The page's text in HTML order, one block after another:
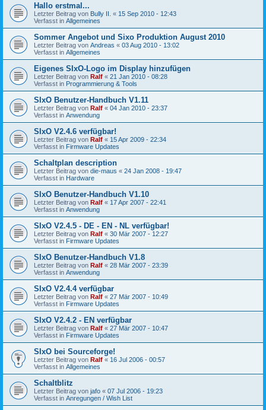
Hallo erstmal...
Letzter Beitrag von Bully II. « 15 Sep 2010 - 12:43
Verfasst in Allgemeines
Sommer Angebot und Sixo Produktion August 2010
Letzter Beitrag von Andreas « 03 Aug 2010 - 13:02
Verfasst in Allgemeines
Eigenes SIxO-Logo im Display hinzufügen
Letzter Beitrag von Ralf « 21 Jan 2010 - 08:28
Verfasst in Programmierung & Tools
SIxO Benutzer-Handbuch V1.11
Letzter Beitrag von Ralf « 04 Jan 2010 - 23:37
Verfasst in Anwendung
SIxO V2.4.6 verfügbar!
Letzter Beitrag von Ralf « 15 Apr 2009 - 22:34
Verfasst in Firmware Updates
Schaltplan description
Letzter Beitrag von die-maus « 24 Jan 2008 - 19:47
Verfasst in Hardware
SIxO Benutzer-Handbuch V1.10
Letzter Beitrag von Ralf « 17 Apr 2007 - 22:41
Verfasst in Anwendung
SIxO V2.4.5 - DE - EN - NL verfügbar!
Letzter Beitrag von Ralf « 30 Mär 2007 - 12:27
Verfasst in Firmware Updates
SIxO Benutzer-Handbuch V1.8
Letzter Beitrag von Ralf « 28 Mär 2007 - 23:39
Verfasst in Anwendung
SIxO V2.4.4 verfügbar
Letzter Beitrag von Ralf « 27 Mär 2007 - 10:49
Verfasst in Firmware Updates
SIxO V2.4.2 - EN verfügbar
Letzter Beitrag von Ralf « 27 Mär 2007 - 10:47
Verfasst in Firmware Updates
SIxO bei Sourceforge!
Letzter Beitrag von Ralf « 16 Jul 2006 - 00:57
Verfasst in Allgemeines
Schaltblitz
Letzter Beitrag von jafo « 07 Jul 2006 - 19:23
Verfasst in Anregungen / Wish List